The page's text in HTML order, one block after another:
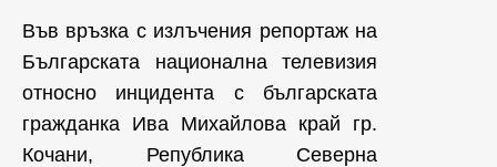
Във връзка с излъчения репортаж на
Българската национална телевизия
относно инцидента с българската
гражданка Ива Михайлова край гр.
Кочани, Република Северна